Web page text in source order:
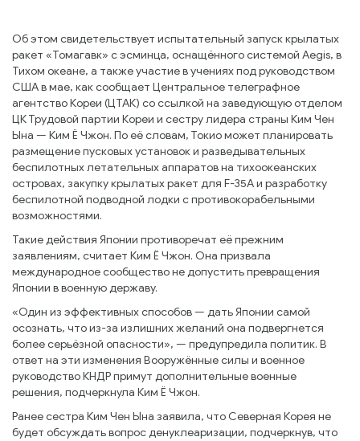
Об этом свидетельствует испытательный запуск крылатых
ракет «Томагавк» с эсминца, оснащённого системой Aegis, в
Тихом океане, а также участие в учениях под руководством
США в мае, как сообщает Центральное телеграфное
агентство Кореи (ЦТАК) со ссылкой на заведующую отделом
ЦК Трудовой партии Кореи и сестру лидера страны Ким Чен
Ына — Ким Ё Чжон. По её словам, Токио может планировать
размещение пусковых установок и разведывательных
беспилотных летательных аппаратов на тихоокеанских
островах, закупку крылатых ракет для F-35A и разработку
беспилотной подводной лодки с противокорабельными
возможностями.
Такие действия Японии противоречат её прежним
заявлениям, считает Ким Ё Чжон. Она призвала
международное сообщество не допустить превращения
Японии в военную державу.
«Один из эффективных способов — дать Японии самой
осознать, что из-за излишних желаний она подвергнется
более серьёзной опасности», — предупредила политик. В
ответ на эти изменения Вооружённые силы и военное
руководство КНДР примут дополнительные военные
решения, подчеркнула Ким Ё Чжон.
Ранее сестра Ким Чен Ына заявила, что Северная Корея не
будет обсуждать вопрос денуклеаризации, подчеркнув, что